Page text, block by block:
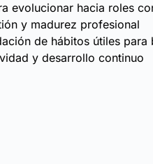
evolucionar hacia roles
y madurez profesional
de hábitos útiles para
y desarrollo continuo